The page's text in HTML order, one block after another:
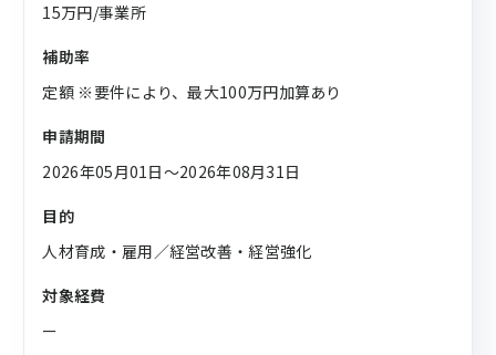
15万円/事業所
補助率
定額 ※要件により、最大100万円加算あり
申請期間
2026年05月01日〜2026年08月31日
目的
人材育成・雇用／経営改善・経営強化
対象経費
ー